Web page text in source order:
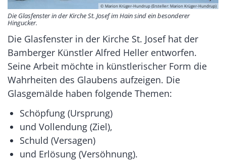
© Marion Krüger-Hundrup (Ersteller: Marion Krüger-Hundrup)
Die Glasfenster in der Kirche St. Josef im Hain sind ein besonderer
Hingucker.
Die Glasfenster in der Kirche St. Josef hat der
Bamberger Künstler Alfred Heller entworfen.
Seine Arbeit möchte in künstlerischer Form die
Wahrheiten des Glaubens aufzeigen. Die
Glasgemälde haben folgende Themen:
Schöpfung (Ursprung)
und Vollendung (Ziel),
Schuld (Versagen)
und Erlösung (Versöhnung).